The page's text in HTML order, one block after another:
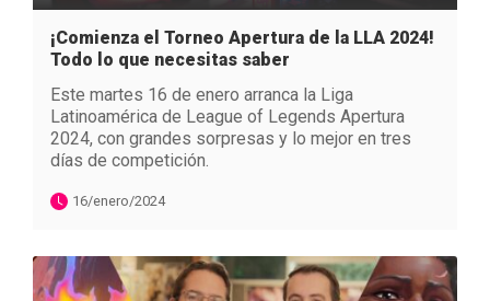
¡Comienza el Torneo Apertura de la LLA 2024!
Todo lo que necesitas saber
Este martes 16 de enero arranca la Liga
Latinoamérica de League of Legends Apertura
2024, con grandes sorpresas y lo mejor en tres
días de competición.
16/enero/2024